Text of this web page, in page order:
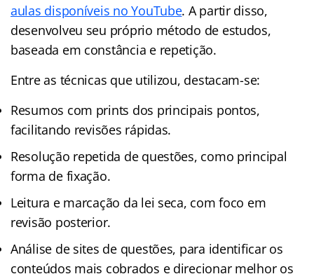
aulas disponíveis no YouTube. A partir disso,
desenvolveu seu próprio método de estudos,
baseada em constância e repetição.
Entre as técnicas que utilizou, destacam-se:
Resumos com prints dos principais pontos,
facilitando revisões rápidas.
Resolução repetida de questões, como principal
forma de fixação.
Leitura e marcação da lei seca, com foco em
revisão posterior.
Análise de sites de questões, para identificar os
conteúdos mais cobrados e direcionar melhor os